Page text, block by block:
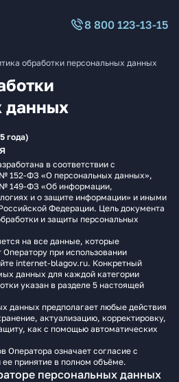
8 800 123-13-15
обработки персональных данных
данных
года)
в соответствии с
152-ФЗ «О персональных данных»,
149-ФЗ «Об информации,
и о защите информации» и иными
Федерации. Цель документа
и защиты персональных
на все данные, которые
при использовании
internet-blagov.ru. Конкретный
данных для каждой категории
указан в разделе 5 настоящей
данных предполагает любые действия
актуализацию, корректировку,
как с помощью автоматических
Оператора означает согласие с
принятие в полном объёме.
персональных данных